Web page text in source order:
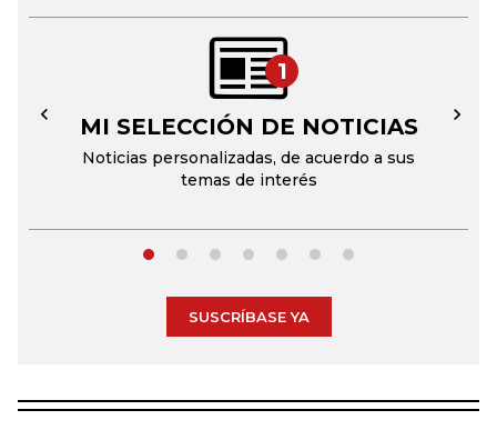
1
MI SELECCIÓN DE NOTICIAS
Noticias personalizadas, de acuerdo a sus
temas de interés
← →
SUSCRÍBASE YA